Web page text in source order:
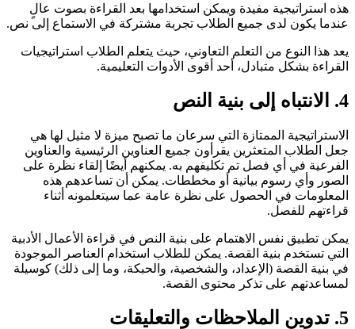
هذه استراتيجية مفيدة ويمكن استخدامها بعد القراءة بصوت عالٍ
عندما يكون لدى جميع الطلاب تجربة مشتركة في الاستماع إلى نص.
يعد هذا النوع من التعلم التعاوني، حيث يتعلم الطلاب استراتيجيات
القراءة بشكل متبادل، أحد أقوى الأدوات التعليمية.
4. الانتباه إلى بنية النص
الاستراتيجية الممتازة التي سرعان ما تصبح ميزة لا مثيل لها هي
جعل الطلاب المتعثرين يقرأون جميع العناوين الرئيسية والعناوين
الفرعية في أي فصل تم تكليفهم به. يمكنهم أيضًا إلقاء نظرة على
الصور وأي رسوم بيانية أو مخططات. يمكن أن تساعدهم هذه
المعلومات في الحصول على نظرة عامة عما سيتعلمونه أثناء
قراءتهم للفصل.
يمكن تطبيق نفس الاهتمام على بنية النص في قراءة الأعمال الأدبية
التي تستخدم بنية القصة. يمكن للطلاب استخدام العناصر الموجودة
في بنية القصة (الإعداد، والشخصية، والحبكة، وما إلى ذلك) كوسيلة
لمساعدتهم على تذكر محتوى القصة.
5. تدوين الملاحظات والتعليقات